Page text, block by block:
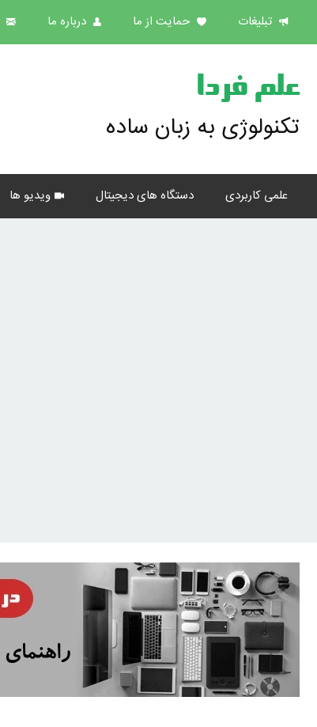
تبلیغات حمایت از ما درباره ما
علم فردا
تکنولوژی به زبان ساده
علمی کاربردی دستگاه های دیجیتال ویدیو ها